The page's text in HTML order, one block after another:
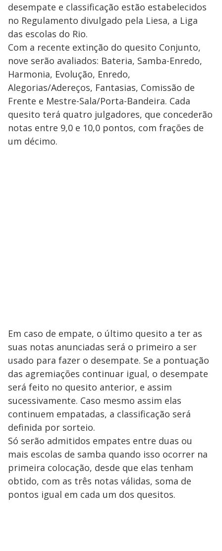
desempate e classificação estão estabelecidos
no Regulamento divulgado pela Liesa, a Liga
das escolas do Rio.
Com a recente extinção do quesito Conjunto,
nove serão avaliados: Bateria, Samba-Enredo,
Harmonia, Evolução, Enredo,
Alegorias/Adereços, Fantasias, Comissão de
Frente e Mestre-Sala/Porta-Bandeira. Cada
quesito terá quatro julgadores, que concederão
notas entre 9,0 e 10,0 pontos, com frações de
um décimo.
Em caso de empate, o último quesito a ter as
suas notas anunciadas será o primeiro a ser
usado para fazer o desempate. Se a pontuação
das agremiações continuar igual, o desempate
será feito no quesito anterior, e assim
sucessivamente. Caso mesmo assim elas
continuem empatadas, a classificação será
definida por sorteio.
Só serão admitidos empates entre duas ou
mais escolas de samba quando isso ocorrer na
primeira colocação, desde que elas tenham
obtido, com as três notas válidas, soma de
pontos igual em cada um dos quesitos.